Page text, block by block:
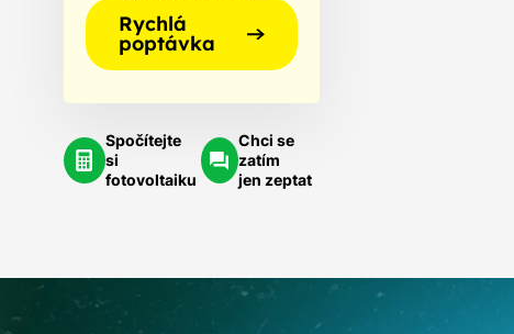
Rychlá
poptávka
Spočítejte
si
fotovoltaiku
Chci se
zatím
jen zeptat